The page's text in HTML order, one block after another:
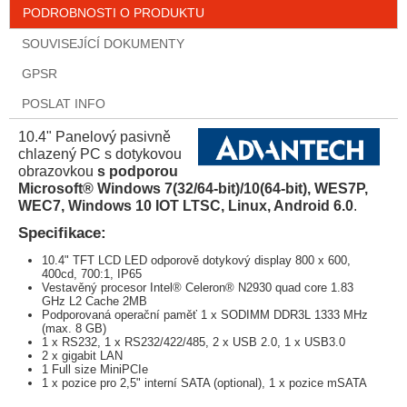
PODROBNOSTI O PRODUKTU
SOUVISEJÍCÍ DOKUMENTY
GPSR
POSLAT INFO
10.4" Panelový pasivně
chlazený PC s dotykovou
obrazovkou s podporou
Microsoft® Windows 7(32/64-bit)/10(64-bit), WES7P,
WEC7, Windows 10 IOT LTSC, Linux, Android 6.0.
Specifikace:
10.4" TFT LCD LED odporově dotykový display 800 x 600,
400cd, 700:1, IP65
Vestavěný procesor Intel® Celeron® N2930 quad core 1.83
GHz L2 Cache 2MB
Podporovaná operační paměť 1 x SODIMM DDR3L 1333 MHz
(max. 8 GB)
1 x RS232, 1 x RS232/422/485, 2 x USB 2.0, 1 x USB3.0
2 x gigabit LAN
1 Full size MiniPCIe
1 x pozice pro 2,5" interní SATA (optional), 1 x pozice mSATA